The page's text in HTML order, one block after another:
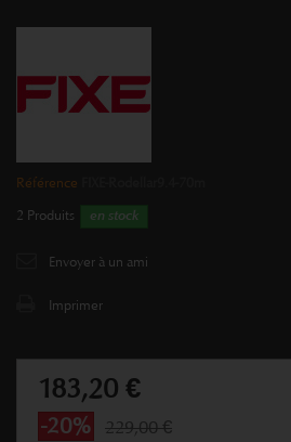
Référence
2 Produits en stock
Envoyer à un ami
Imprimer
183,20 €
-20% 229,00 €